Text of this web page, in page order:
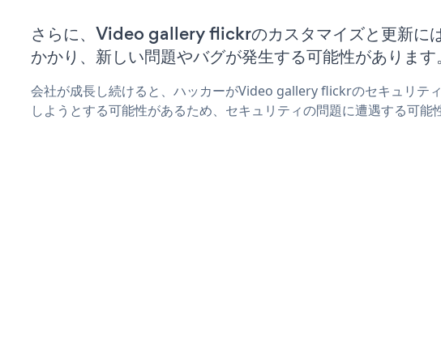
さらに、Video gallery flickrのカスタマイズと更新に
かかり、新しい問題やバグが発生する可能性があります。
会社が成長し続けると、ハッカーがVideo gallery flickrのセキュリテ
しようとする可能性があるため、セキュリティの問題に遭遇する可能